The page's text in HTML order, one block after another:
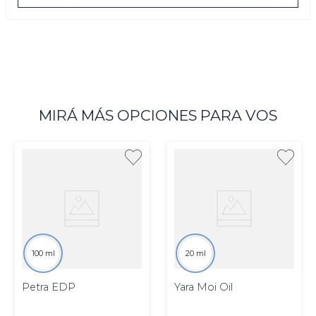
MIRÁ MÁS OPCIONES PARA VOS
100 ml
Petra EDP
20 ml
Yara Moi Oil